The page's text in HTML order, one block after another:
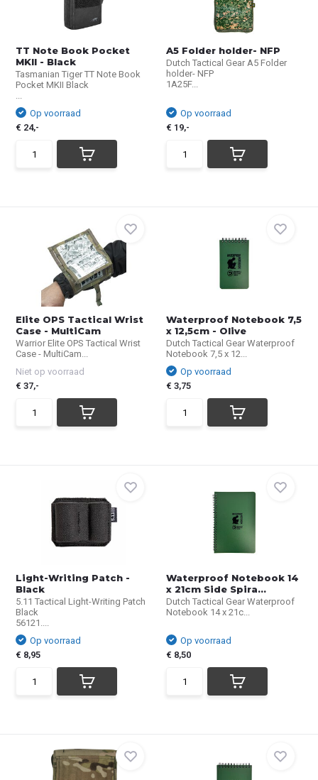
TT Note Book Pocket
MKII - Black
Tasmanian Tiger TT Note Book
Pocket MKII Black
...
Op voorraad
€ 24,-
A5 Folder holder- NFP
Dutch Tactical Gear A5 Folder
holder- NFP
1A25F...
Op voorraad
€ 19,-
Elite OPS Tactical Wrist
Case - MultiCam
Warrior Elite OPS Tactical Wrist
Case - MultiCam...
Niet op voorraad
€ 37,-
Waterproof Notebook 7,5
x 12,5cm - Olive
Dutch Tactical Gear Waterproof
Notebook 7,5 x 12...
Op voorraad
€ 3,75
Light-Writing Patch -
Black
5.11 Tactical Light-Writing Patch
Black
56121....
Op voorraad
€ 8,95
Waterproof Notebook 14
x 21cm Side Spira...
Dutch Tactical Gear Waterproof
Notebook 14 x 21c...
Op voorraad
€ 8,50